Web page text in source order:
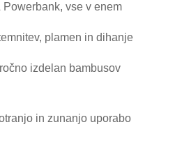
vse v enem
plamen in dihanje
izdelan bambusov
in zunanjo uporabo